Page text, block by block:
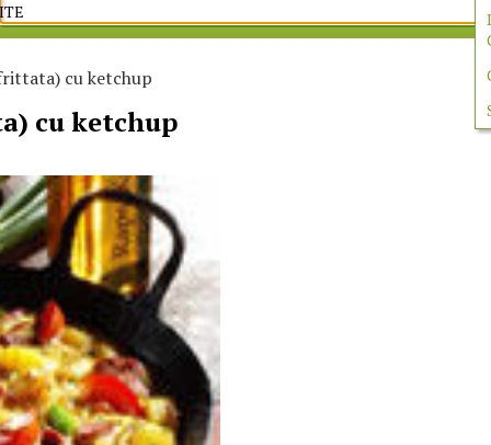
cu ketchup
cu ketchup